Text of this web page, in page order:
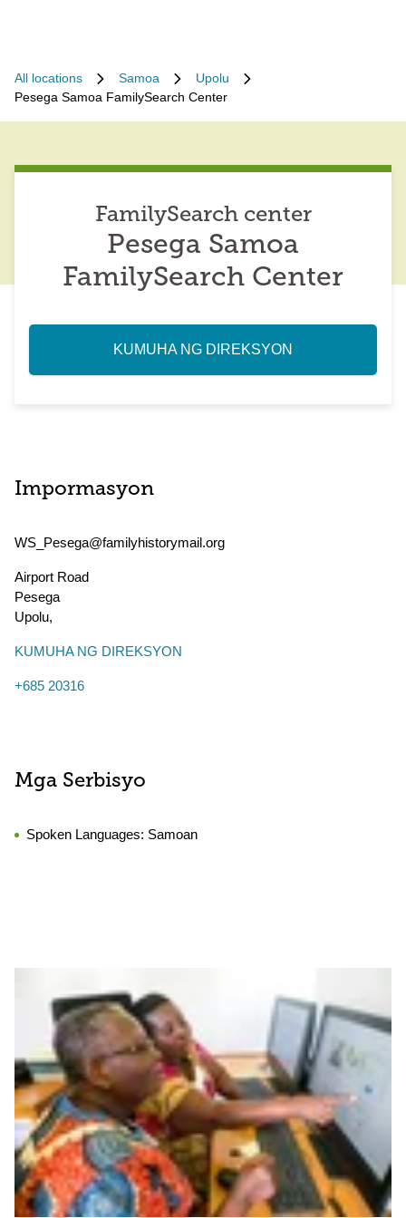
All locations Samoa
Upolu
Pesega Samoa FamilySearch Center
FamilySearch center
Pesega Samoa
FamilySearch Center
KUMUHA NG DIREKSYON
Impormasyon
WS_Pesega@familyhistorymail.org
Airport Road
Pesega
Upolu,
KUMUHA NG DIREKSYON
+685 20316
Mga Serbisyo
Spoken Languages: Samoan